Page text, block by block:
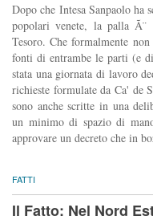
Dopo che Intesa Sanpaolo ha
popolari venete, la palla Ã¨
Tesoro. Che formalmente
fonti di entrambe le parti (e
stata una giornata di lavoro
richieste formulate da Ca' de
sono anche scritte in una
un minimo di spazio di
approvare un decreto che in
FATTI
Il Fatto: Nel Nord